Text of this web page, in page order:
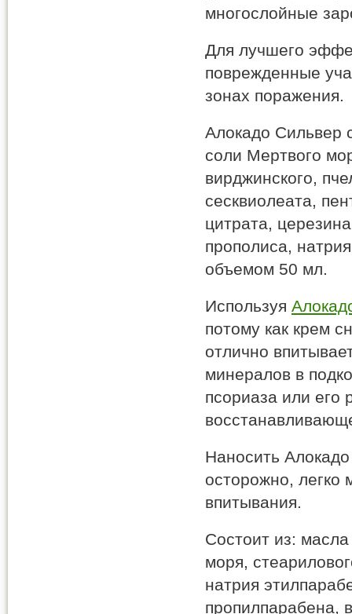
многослойные
Для лучшего
поврежденные
зонах поражения.
Алокадо Сильвер
соли Мертвого
вирджинского,
сесквиолеата,
цитрата,
прополиса,
объемом 50 мл.
Используя
потому как крем
отлично
минералов в
псориаза или его
Наносить
осторожно, легко
впитывания.
Состоит из:
моря,
натрия
пропилпарабена,